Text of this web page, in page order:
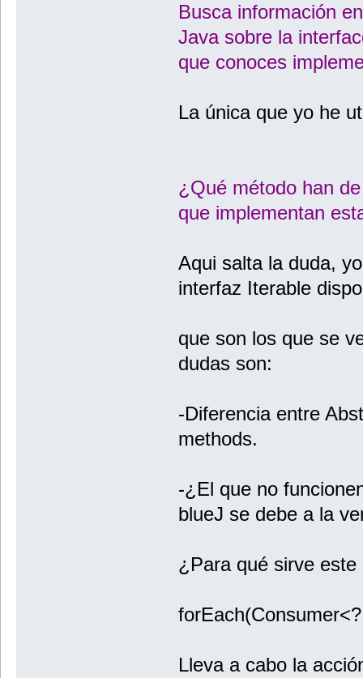
Busca información
Java sobre la
que conoces
La única que yo he
¿Qué método han
que implementan
Aqui salta la duda,
interfaz Iterable
que son los que se
dudas son:
-Diferencia entre
methods.
-¿El que no
blueJ se debe a la
¿Para qué sirve este
Lleva a cabo la